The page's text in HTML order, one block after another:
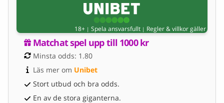
18+ | Spela ansvarsfullt | Regler & villkor gäller
Matchat spel upp till 1000 kr
Minsta odds: 1.80
Läs mer om Unibet
Stort utbud och bra odds.
En av de stora giganterna.